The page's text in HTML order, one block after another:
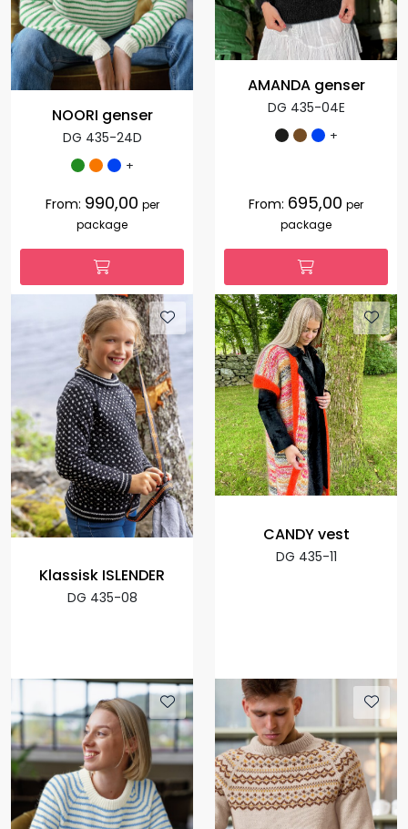
NOORI genser
DG 435-24D
+
From: 990,00 per
package
AMANDA genser
DG 435-04E
+
From: 695,00 per
package
Klassisk ISLENDER
DG 435-08
CANDY vest
DG 435-11